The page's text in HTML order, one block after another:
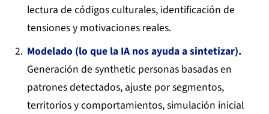
lectura de códigos culturales, identificación de
tensiones y motivaciones reales.
Modelado (lo que la IA nos ayuda a sintetizar).
Generación de synthetic personas basadas en
patrones detectados, ajuste por segmentos,
territorios y comportamientos, simulación inicial